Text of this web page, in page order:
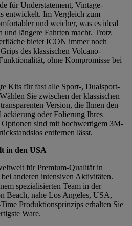
für Understatement, Vintage-
entwickelt. Im Vergleich zum
und weicher, was es ideal
und längere Fahrten macht. Trotz
bietet ICON immer noch
des klassischen Volcano-
ohne Kompromisse bei
Kits für fast alle Sport-, Dualsport-
Sie zwischen der klassischen
Version, die Ihnen den
oder Folierung Ihres
sind mit hochwertigem 3M-
entfernen lässt.
in den USA
für Premium-Qualität in
anderen intensiven Aktivitäten.
spezialisierten Team in der
Beach, nahe Los Angeles, USA,
Produktionsprinzips erhalten Sie
Ware.